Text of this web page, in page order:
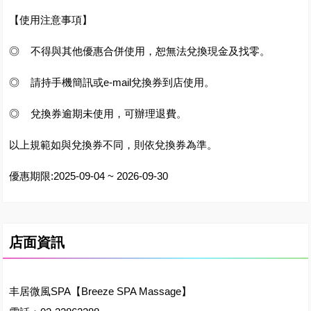
【使用注意事項】
◎ 不得與其他優惠合併使用，恕無法兌換現金及找零。
◎ 請持手機簡訊或e-mail兌換券到店使用。
◎ 兌換券逾期未使用，可辦理退費。
以上規範如與兌換券不同，則依兌換券為準。
優惠期限:2025-09-04 ~ 2026-09-30
店面資訊
丰居微風SPA【Breeze SPA Massage】